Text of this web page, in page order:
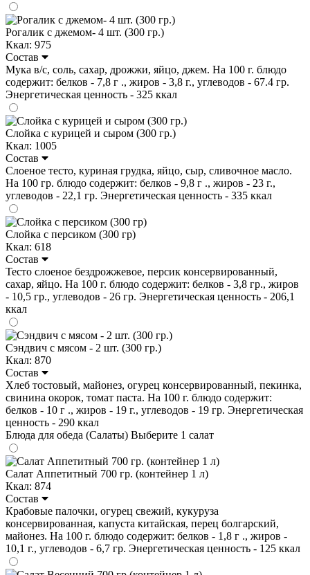
Рогалик с джемом- 4 шт. (300 гр.)
Ккал: 975
Состав
Мука в/с, соль, сахар, дрожжи, яйцо, джем. На 100 г. блюдо
содержит: белков - 7,8 г ., жиров - 3,8 г., углеводов - 67.4 гр.
Энергетическая ценность - 325 ккал
Слойка с курицей и сыром (300 гр.)
Ккал: 1005
Состав
Слоеное тесто, куриная грудка, яйцо, сыр, сливочное масло.
На 100 гр. блюдо содержит: белков - 9,8 г ., жиров - 23 г.,
углеводов - 22,1 гр. Энергетическая ценность - 335 ккал
Слойка с персиком (300 гр)
Ккал: 618
Состав
Тесто слоеное бездрожжевое, персик консервированный,
сахар, яйцо. На 100 г. блюдо содержит: белков - 3,8 гр., жиров
- 10,5 гр., углеводов - 26 гр. Энергетическая ценность - 206,1
ккал
Сэндвич с мясом - 2 шт. (300 гр.)
Ккал: 870
Состав
Хлеб тостовый, майонез, огурец консервированный, пекинка,
свинина окорок, томат паста. На 100 г. блюдо содержит:
белков - 10 г ., жиров - 19 г., углеводов - 19 гр. Энергетическая
ценность - 290 ккал
Блюда для обеда (Салаты) Выберите 1 салат
Салат Аппетитный 700 гр. (контейнер 1 л)
Ккал: 874
Состав
Крабовые палочки, огурец свежий, кукуруза
консервированная, капуста китайская, перец болгарский,
майонез. На 100 г. блюдо содержит: белков - 1,8 г ., жиров -
10,1 г., углеводов - 6,7 гр. Энергетическая ценность - 125 ккал